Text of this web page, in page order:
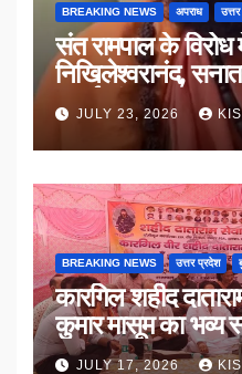
BREAKING NEWS अपराध
संत रामपाल के
निखिलेश्वरानंद,
उठाई मांग
JULY 23, 2026
BREAKING NEWS उत्तर प्रदेश
कारगिल शहीद
कुमार मासूम का भव्य
का सम्मान
JULY 17, 2026